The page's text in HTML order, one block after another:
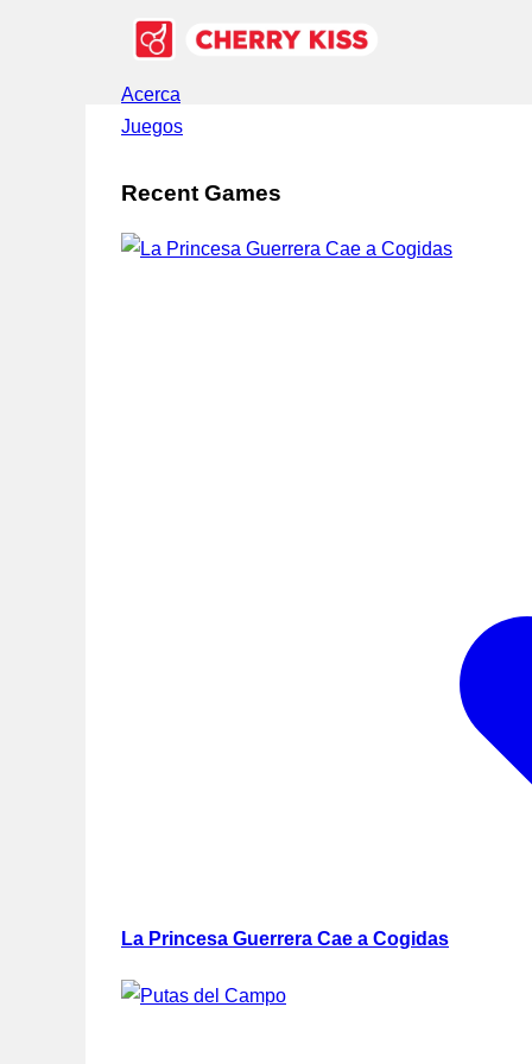
Acerca
Juegos
Recent Games
La Princesa Guerrera Cae a Cogidas